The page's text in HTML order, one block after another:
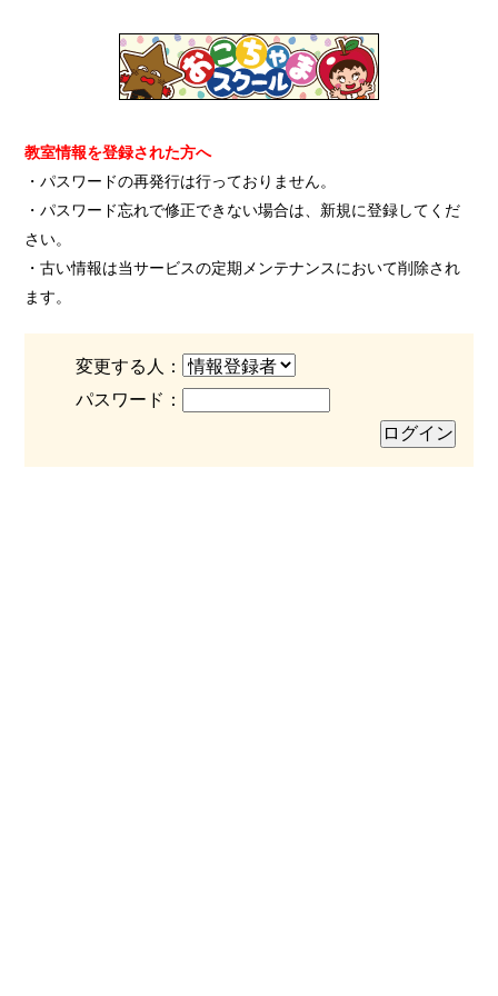
教室情報を登録された方へ
・パスワードの再発行は行っておりません。
・パスワード忘れで修正できない場合は、新規に登録してくだ
さい。
・古い情報は当サービスの定期メンテナンスにおいて削除され
ます。
変更する人：
パスワード：